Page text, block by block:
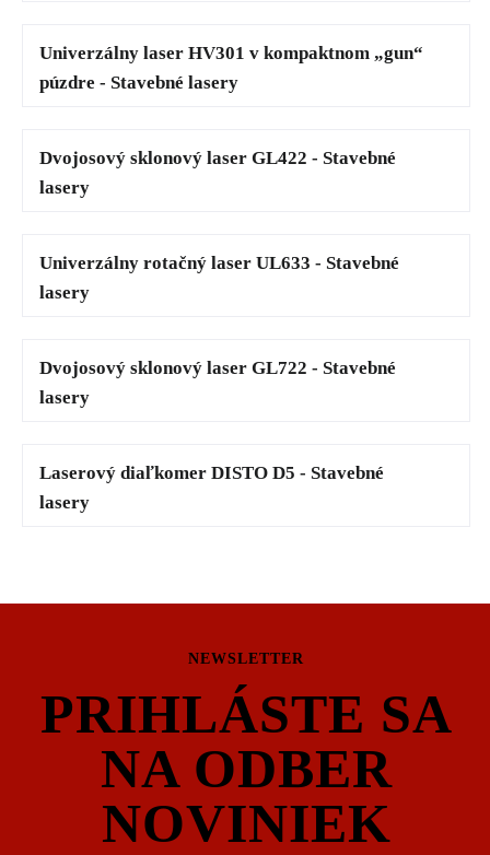
Univerzálny laser HV301 v kompaktnom „gun“
púzdre - Stavebné lasery
Dvojosový sklonový laser GL422 - Stavebné
lasery
Univerzálny rotačný laser UL633 - Stavebné
lasery
Dvojosový sklonový laser GL722 - Stavebné
lasery
Laserový diaľkomer DISTO D5 - Stavebné
lasery
NEWSLETTER
PRIHLÁSTE SA
NA ODBER
NOVINIEK